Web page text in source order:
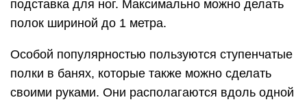
подставка для ног. Максимально можно делать
полок шириной до 1 метра.
Особой популярностью пользуются ступенчатые
полки в банях, которые также можно сделать
своими руками. Они располагаются вдоль одной